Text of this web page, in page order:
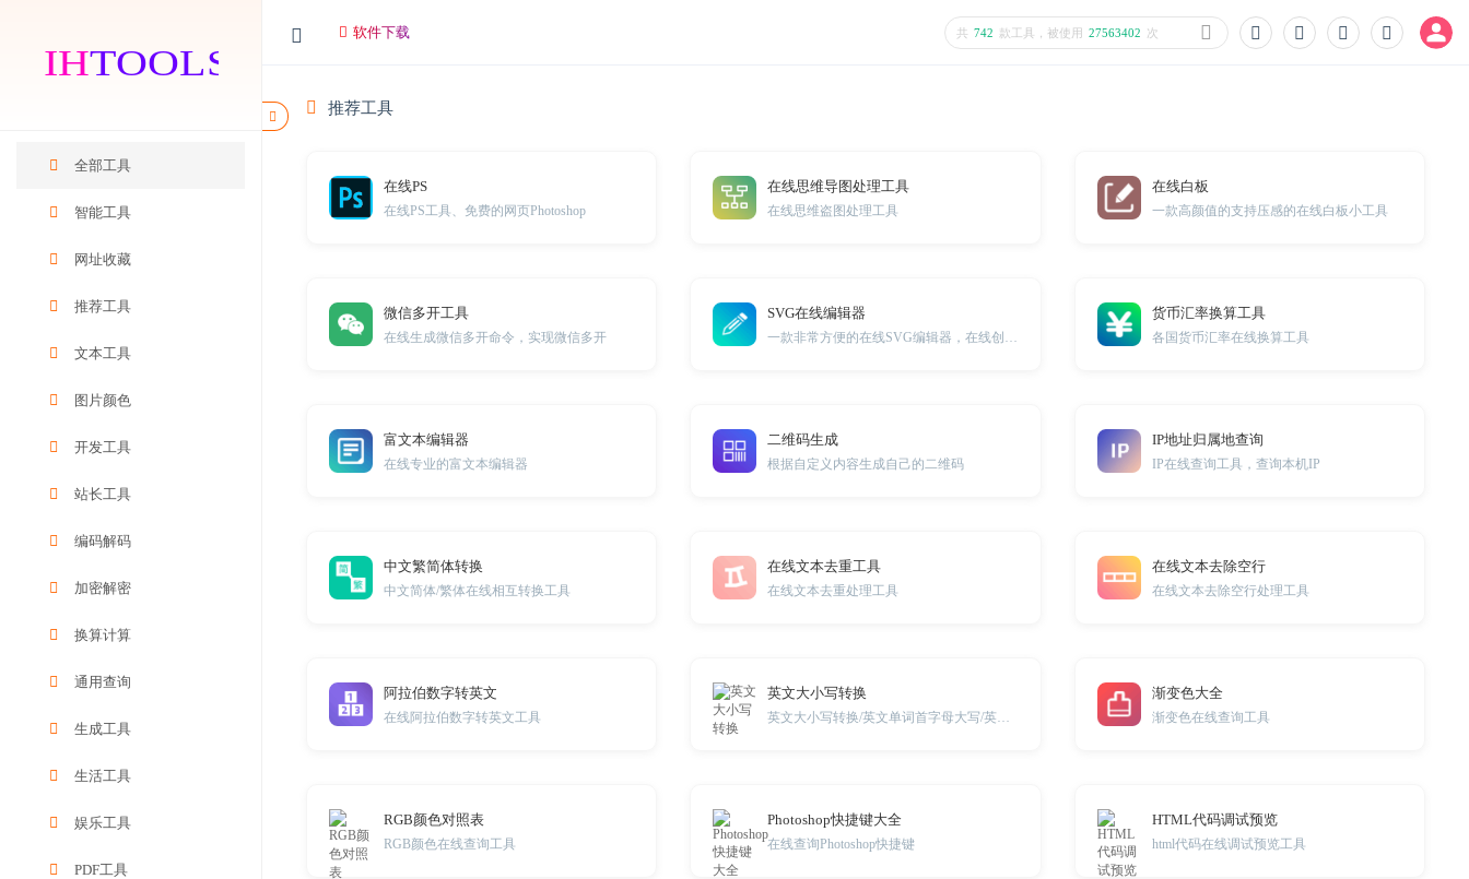
全部工具
智能工具
网址收藏
推荐工具
文本工具
图片颜色
开发工具
站长工具
编码解码
加密解密
换算计算
通用查询
生成工具
生活工具
娱乐工具
PDF工具
软件下载 共 742 款工具，被使用 27563402 次
推荐工具
在线PS
在线PS工具、免费的网页Photoshop
在线思维导图处理工具
在线思维盗图处理工具
在线白板
一款高颜值的支持压感的在线白板小工具
微信多开工具
在线生成微信多开命令，实现微信多开
SVG在线编辑器 货币汇率换算工具
各国货币汇率在线换算工具
富文本编辑器
在线专业的富文本编辑器
二维码生成
根据自定义内容生成自己的二维码
IP地址归属地查询
IP在线查询工具，查询本机IP
中文繁简体转换
中文简体/繁体在线相互转换工具
在线文本去重工具
在线文本去重处理工具
在线文本去除空行
在线文本去除空行处理工具
阿拉伯数字转英文
在线阿拉伯数字转英文工具
英文大小写转换 渐变色大全
渐变色在线查询工具
RGB颜色对照表
RGB颜色在线查询工具
Photoshop快捷键大全
在线查询Photoshop快捷键
HTML代码调试预览
html代码在线调试预览工具
日本語
Deutsch русский
بالعربية
TÜRKÇE
português คนไทย Français